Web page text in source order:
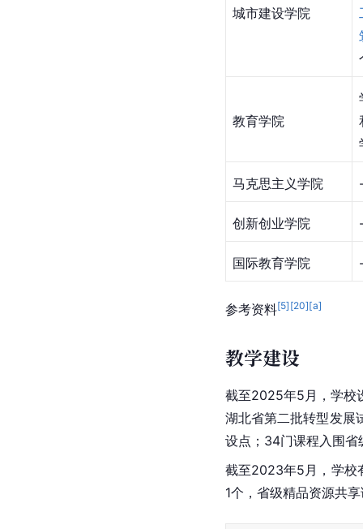
城市建设学院
教育学院
马克思主义学院
创新创业学院
国际教育学院
参考资料[5] [20][a]
教学建设
截至2025年5月，学校
湖北省第二批转型发展
设点；34门课程入围省
截至2023年5月，学校
1个，省级精品资源共